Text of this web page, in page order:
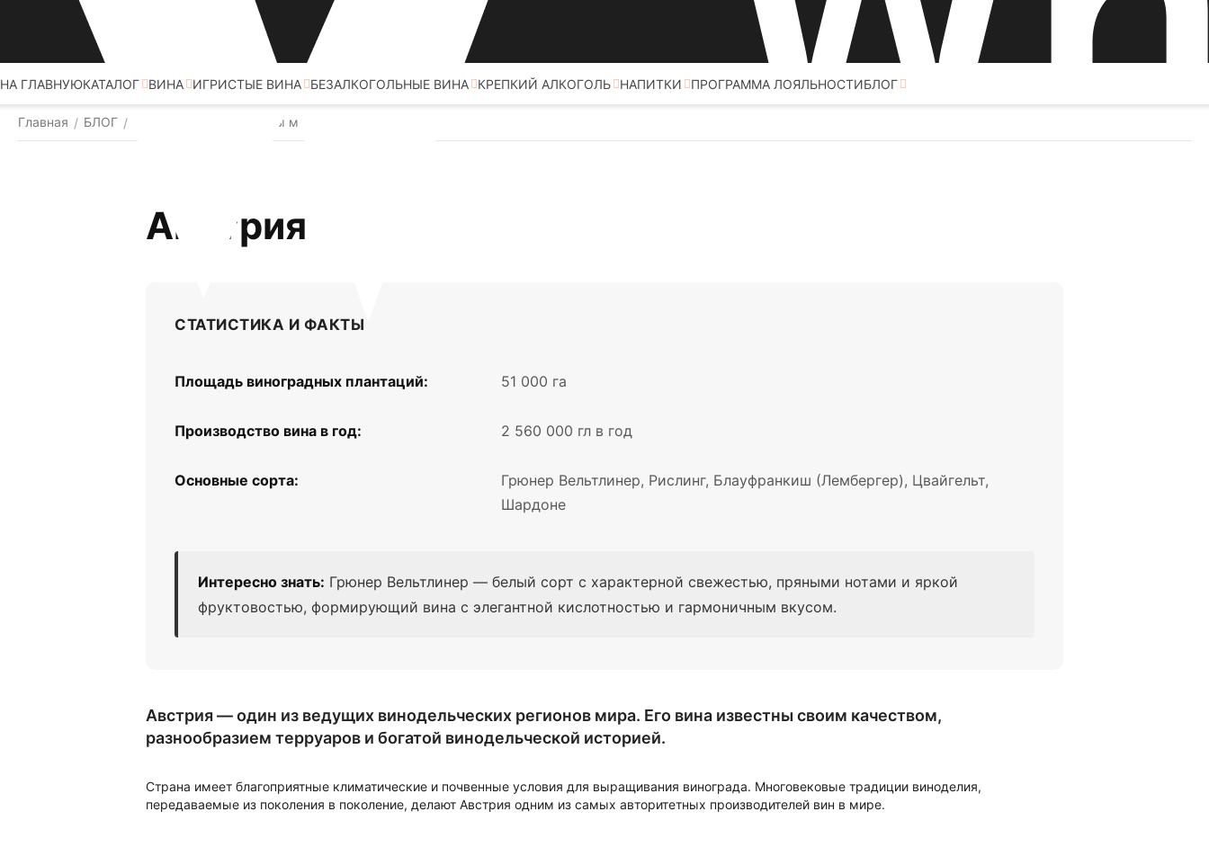
НА ГЛАВНУЮКАТАЛОГ ВИНА ИГРИСТЫЕ ВИНА БЕЗАЛКОГОЛЬНЫЕ ВИНА КРЕПКИЙ АЛКОГОЛЬ НАПИТКИ ПРОГРАММА ЛОЯЛЬНОСТИБЛОГ
Главная / БЛОГ / Винодельческие страны мира
Австрия
СТАТИСТИКА И ФАКТЫ
Площадь виноградных плантаций: 51 000 га
Производство вина в год: 2 560 000 гл в год
Основные сорта:
Грюнер Вельтлинер, Рислинг, Блауфранкиш (Лембергер), Цвайгельт,
Шардоне
Интересно знать: Грюнер Вельтлинер — белый сорт с характерной свежестью, пряными нотами и яркой
фруктовостью, формирующий вина с элегантной кислотностью и гармоничным вкусом.
Австрия — один из ведущих винодельческих регионов мира. Его вина известны своим качеством,
разнообразием терруаров и богатой винодельческой историей.
Страна имеет благоприятные климатические и почвенные условия для выращивания винограда. Многовековые традиции виноделия,
передаваемые из поколения в поколение, делают Австрия одним из самых авторитетных производителей вин в мире.